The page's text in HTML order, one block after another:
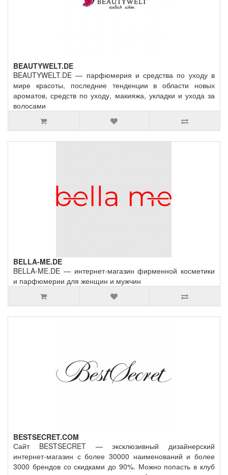
BEAUTYWELT.DE
BEAUTYWELT.DE — парфюмерия и средства по уходу в
мире красоты, последние тенденции в области новых
ароматов, средств по уходу, макияжа, укладки и ухода за
волосами
BELLA-ME.DE
BELLA-ME.DE — интернет-магазин фирменной косметики
и парфюмерии для женщин и мужчин
BESTSECRET.COM
Сайт BESTSECRET — эксклюзивный дизайнерский
интернет-магазин с более 30000 наименований и более
3000 брендов со скидками до 90%. Можно попасть в клуб